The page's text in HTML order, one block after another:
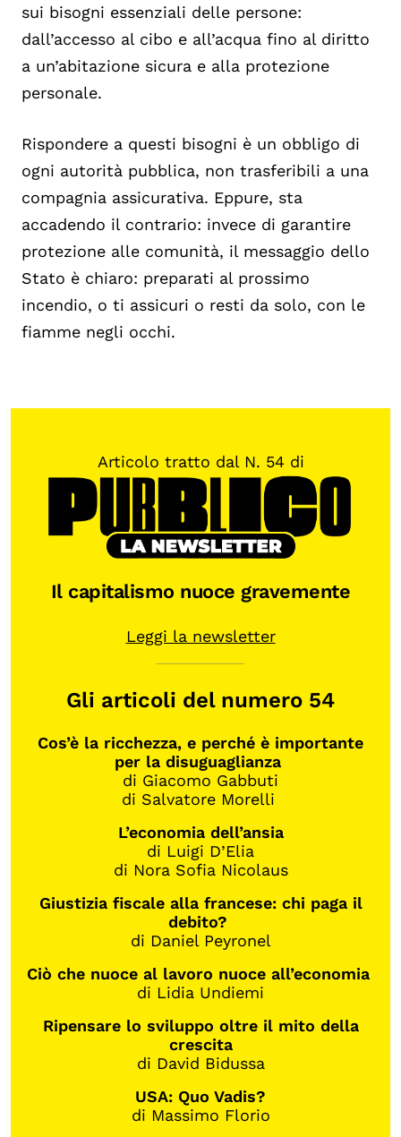
sui bisogni essenziali delle persone:
dall’accesso al cibo e all’acqua fino al diritto
a un’abitazione sicura e alla protezione
personale.
Rispondere a questi bisogni è un obbligo di
ogni autorità pubblica, non trasferibili a una
compagnia assicurativa. Eppure, sta
accadendo il contrario: invece di garantire
protezione alle comunità, il messaggio dello
Stato è chiaro: preparati al prossimo
incendio, o ti assicuri o resti da solo, con le
fiamme negli occhi.
Articolo tratto dal N. 54 di
Il capitalismo nuoce gravemente
Leggi la newsletter
Gli articoli del numero 54
Cos’è la ricchezza, e perché è importante
per la disuguaglianza
di Giacomo Gabbuti
di Salvatore Morelli
L’economia dell’ansia
di Luigi D’Elia
di Nora Sofia Nicolaus
Giustizia fiscale alla francese: chi paga il
debito?
di Daniel Peyronel
Ciò che nuoce al lavoro nuoce all’economia
di Lidia Undiemi
Ripensare lo sviluppo oltre il mito della
crescita
di David Bidussa
USA: Quo Vadis?
di Massimo Florio